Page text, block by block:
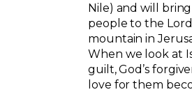
Nile) and will
people to the
mountain in
When we look at
guilt, God’s
love for them